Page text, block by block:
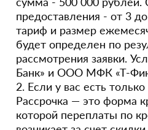
предоставления - от 3
тариф и размер
будет определен по
рассмотрения заявки.
Банк» и ООО МФК «Т-
2. Если у вас есть только
Рассрочка — это форма
которой переплаты по